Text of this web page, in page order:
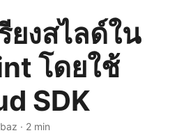
ยงสไลด์ใน
โดยใช้
SDK
· 2 min